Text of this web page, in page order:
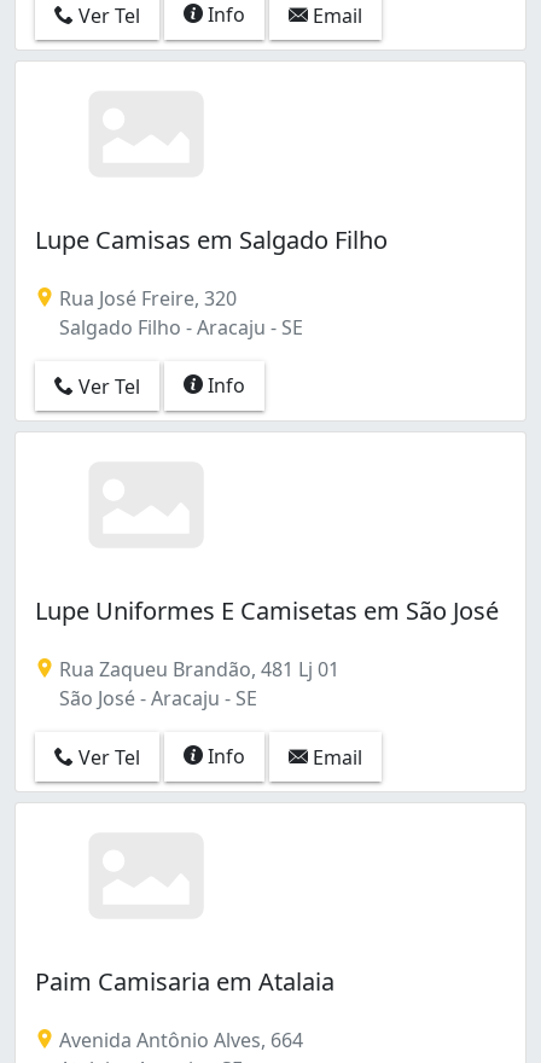
Ver Tel Info Email
Lupe Camisas em Salgado Filho
Rua José Freire, 320
Salgado Filho - Aracaju - SE
Ver Tel Info
Lupe Uniformes E Camisetas em São José
Rua Zaqueu Brandão, 481 Lj 01
São José - Aracaju - SE
Ver Tel Info Email
Paim Camisaria em Atalaia
Avenida Antônio Alves, 664